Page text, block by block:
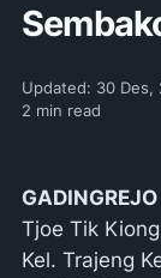
Updated: 30 Des,
2 min read
Tjoe Tik
Kel. Trajeng